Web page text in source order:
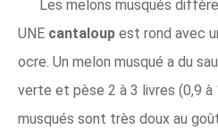
Les melons musqués
UNE cantaloup est rond avec
ocre. Un melon musqué a du
verte et pèse 2 à 3 livres (0,9 à
musqués sont très doux au